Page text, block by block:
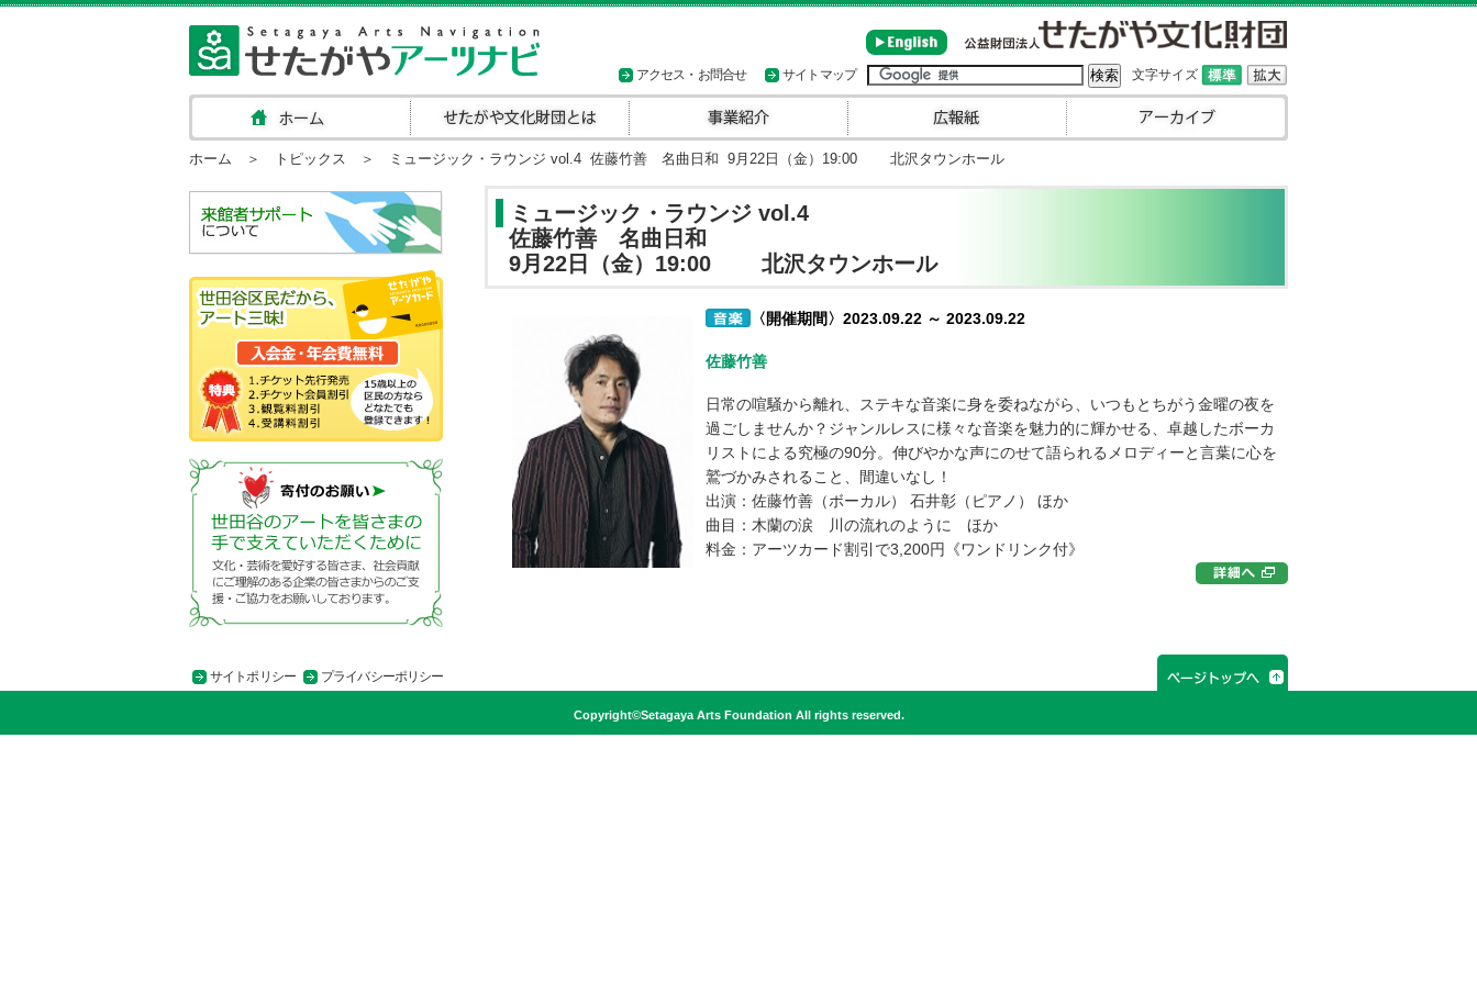
文字サイズ
アクセス・お問合せ サイトマップ
ホーム ＞ トピックス ＞ ミュージック・ラウンジ vol.4 佐藤竹善 名曲日和 9月22日（金）19:00 北沢タウンホール
ミュージック・ラウンジ vol.4
佐藤竹善 名曲日和
9月22日（金）19:00 北沢タウンホール
〈開催期間〉2023.09.22 ～ 2023.09.22
佐藤竹善
日常の喧騒から離れ、ステキな音楽に身を委ねながら、いつもとちがう金曜の夜を
過ごしませんか？ジャンルレスに様々な音楽を魅力的に輝かせる、卓越したボーカ
リストによる究極の90分。伸びやかな声にのせて語られるメロディーと言葉に心を
鷲づかみされること、間違いなし！
出演：佐藤竹善（ボーカル） 石井彰（ピアノ） ほか
曲目：木蘭の涙 川の流れのように ほか
料金：アーツカード割引で3,200円《ワンドリンク付》
サイトポリシー プライバシーポリシー
Copyright©Setagaya Arts Foundation All rights reserved.